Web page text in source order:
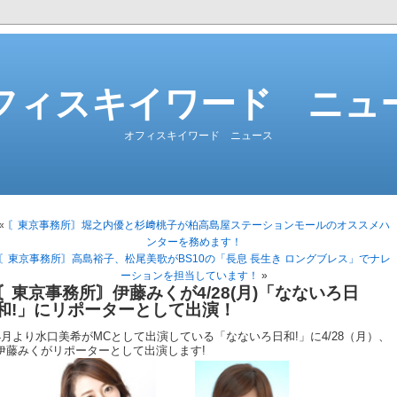
ィスキイワード ニュ
オフィスキイワード ニュース
〘東京事務所〙堀之内優と杉﨑桃子が柏高島屋ステーションモールのオススメハ
ンターを務めます！
東京事務所〙高島裕子、松尾美歌がBS10の「長息 長生き ロングブレス」でナレ
ーションを担当しています！ »
東京事務所〙伊藤みくが4/28(月)「なないろ日
!」にリポーターとして出演！
より水口美希がMCとして出演している「なないろ日和!」に4/28（月）、
藤みくがリポーターとして出演します!